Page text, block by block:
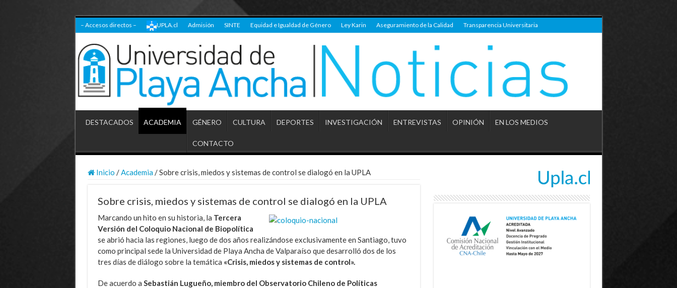
– Accesos directos – UPLA.cl Admisión SINTE Equidad e Igualdad de Género Ley Karin Aseguramiento de la Calidad Transparencia Universitaria
DESTACADOS ACADEMIA GÉNERO CULTURA DEPORTES INVESTIGACIÓN ENTREVISTAS OPINIÓN EN LOS MEDIOS
CONTACTO
Inicio / Academia /Sobre crisis, miedos y sistemas de control se dialogó en la UPLA
Sobre crisis, miedos y sistemas de control se dialogó en la UPLA
Marcando un hito en su historia, la Tercera
Versión del Coloquio Nacional de Biopolítica
se abrió hacia las regiones, luego de dos años realizándose exclusivamente en Santiago, tuvo
como principal sede la Universidad de Playa Ancha de Valparaíso que desarrolló dos de los
tres días de diálogo sobre la temática «Crisis, miedos y sistemas de control».
De acuerdo a Sebastián Lugueño, miembro del Observatorio Chileno de Políticas